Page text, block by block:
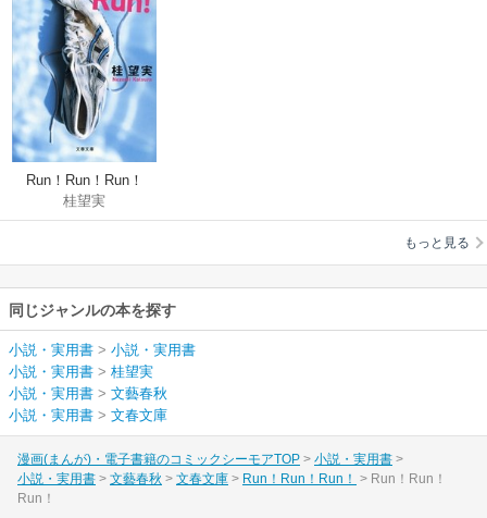
Run！Run！Run！
桂望実
もっと見る
同じジャンルの本を探す
小説・実用書 > 小説・実用書
小説・実用書 > 桂望実
小説・実用書 > 文藝春秋
小説・実用書 > 文春文庫
漫画(まんが)・電子書籍のコミックシーモアTOP
小説・実用書
小説・実用書
文藝春秋 文春文庫 Run！Run！Run！
Run！Run！
Run！